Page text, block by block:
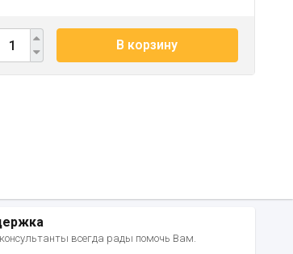
В корзину
всегда рады помочь Вам.